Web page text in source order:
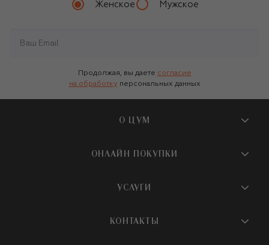
Женское Мужское
Продолжая, вы даете согласие
на обработку персональных данных
О ЦУМ
О магазине
Бутики и ПВЗ ЦУМ
ОНЛАЙН ПОКУПКИ
Доставка
УСЛУГИ
КОНТАКТЫ